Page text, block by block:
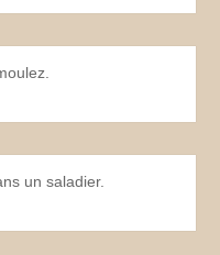
un saladier.